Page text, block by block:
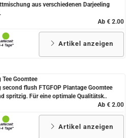
aus verschiedenen Darjeeling
Ab € 2.00
Artikel anzeigen
Tee Goomtee
second flush FTGFOP Plantage Goomtee
spritzig. Für eine optimale Qualitätsk..
Ab € 2.00
Artikel anzeigen